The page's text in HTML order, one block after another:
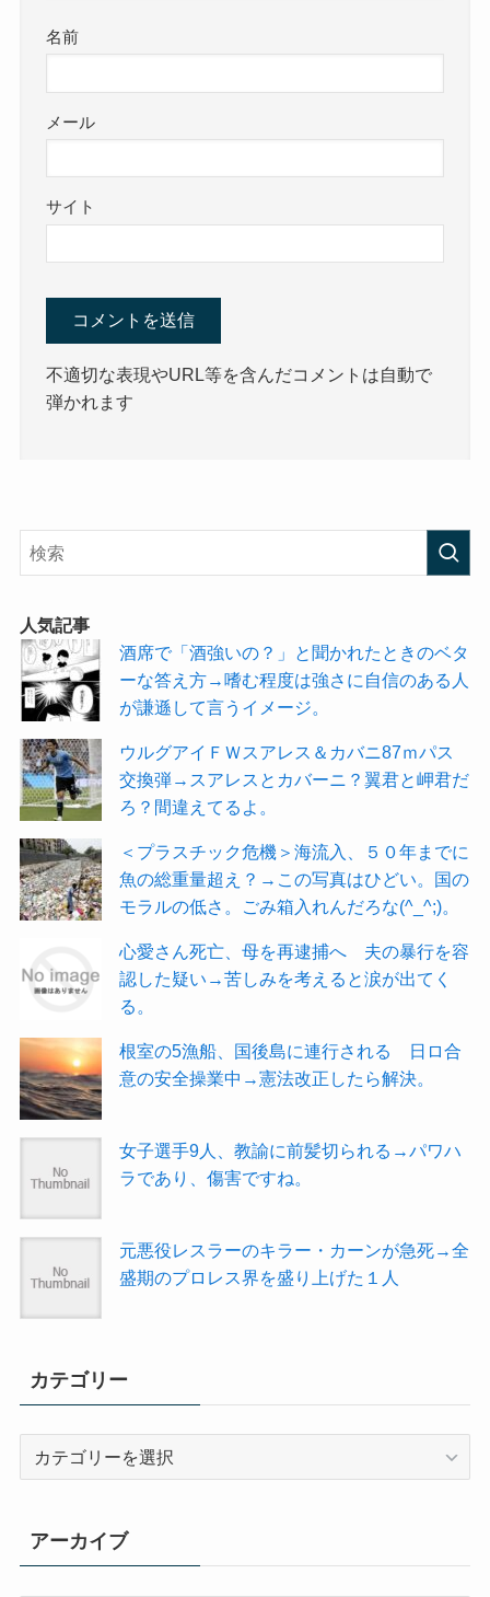
名前
メール
サイト
不適切な表現やURL等を含んだコメントは自動で
弾かれます
人気記事
酒席で「酒強いの？」と聞かれたときのベタ
ーな答え方→嗜む程度は強さに自信のある人
が謙遜して言うイメージ。
ウルグアイＦＷスアレス＆カバニ87ｍパス
交換弾→スアレスとカバーニ？翼君と岬君だ
ろ？間違えてるよ。
＜プラスチック危機＞海流入、５０年までに
魚の総重量超え？→この写真はひどい。国の
モラルの低さ。ごみ箱入れんだろな(^_^;)。
心愛さん死亡、母を再逮捕へ 夫の暴行を容
認した疑い→苦しみを考えると涙が出てく
る。
根室の5漁船、国後島に連行される 日ロ合
意の安全操業中→憲法改正したら解決。
女子選手9人、教諭に前髪切られる→パワハ
ラであり、傷害ですね。
元悪役レスラーのキラー・カーンが急死→全
盛期のプロレス界を盛り上げた１人
カテゴリー
ー
アーカイブ